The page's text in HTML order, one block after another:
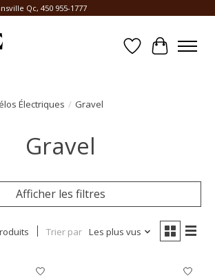
Qc, 450 955-1777
Liste dePanier
Électriques / Gravel
Gravel
Afficher les filtres
Trier par Les plus vus